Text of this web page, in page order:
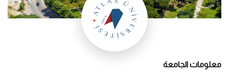
معلومات الجامعة